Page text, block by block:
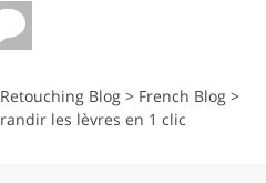
Retouching Blog > French Blog >
les lèvres en 1 clic